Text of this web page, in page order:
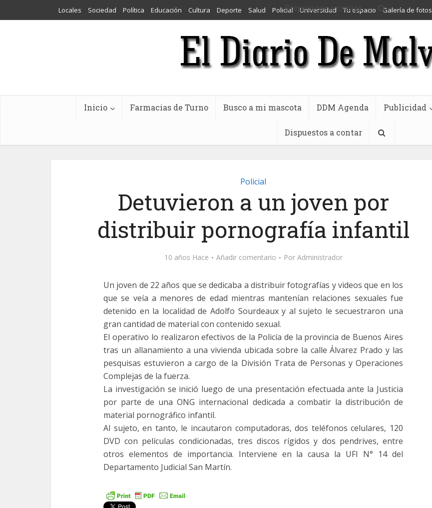
Dispuestos a contar
Locales Sociedad Política Educación Cultura Deporte Salud Policial Universidad Tu espacio Galería de fotos
Inicio Farmacias de Turno Busco a mi mascota DDM Agenda Publicidad
Dispuestos a contar
Policial
Detuvieron a un joven por
distribuir pornografía infantil
10 años Hace Añadir comentario Por Administrador
Un joven de 22 años que se dedicaba a distribuir fotografías y videos que en los
que se veía a menores de edad mientras mantenían relaciones sexuales fue
detenido en la localidad de Adolfo Sourdeaux y al sujeto le secuestraron una
gran cantidad de material con contenido sexual.
El operativo lo realizaron efectivos de la Policía de la provincia de Buenos Aires
tras un allanamiento a una vivienda ubicada sobre la calle Álvarez Prado y las
pesquisas estuvieron a cargo de la División Trata de Personas y Operaciones
Complejas de la fuerza.
La investigación se inició luego de una presentación efectuada ante la Justicia
por parte de una ONG internacional dedicada a combatir la distribución de
material pornográfico infantil.
Al sujeto, en tanto, le incautaron computadoras, dos teléfonos celulares, 120
DVD con películas condicionadas, tres discos rígidos y dos pendrives, entre
otros elementos de importancia. Interviene en la causa la UFI N° 14 del
Departamento Judicial San Martín.